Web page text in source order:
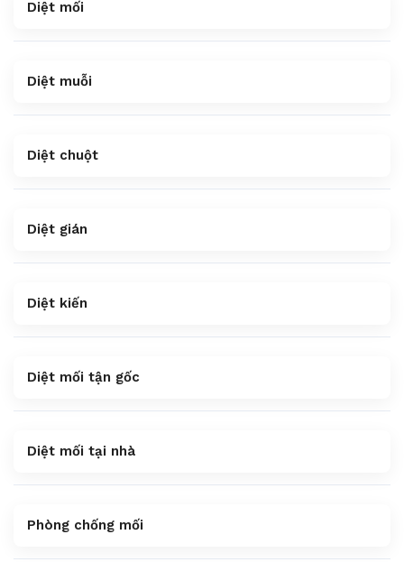
Diệt mối
Diệt muỗi
Diệt chuột
Diệt gián
Diệt kiến
Diệt mối tận gốc
Diệt mối tại nhà
Phòng chống mối